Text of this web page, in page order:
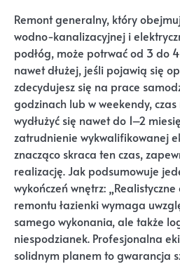
Remont generalny, który
wodno-kanalizacyjnej i
podłóg, może potrwać od 3 do
nawet dłużej, jeśli pojawią się
zdecydujesz się na prace
godzinach lub w weekendy,
wydłużyć się nawet do 1–2
zatrudnienie wykwalifikowanej
znacząco skraca ten czas,
realizację. Jak podsumowuje
wykończeń wnętrz:
remontu łazienki wymaga
samego wykonania, ale także
niespodzianek. Profesjonalna
solidnym planem to gwarancja